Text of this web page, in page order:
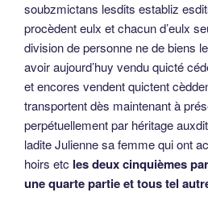
Guillaume Guybert joignant d’un
bout la maison et houstellerie ou
Cheval Blanc d’autre cousté la
tient Jehan Goullaine appartenant
bout au pavé de la rue Saint Aubin
tenue ladite maison du fyef et
d’Angers aux debvoirs anciens et
ensemble lesdits vendeurs
leurs noms que esdits noms
achacteurs leurs hoirs telle part et